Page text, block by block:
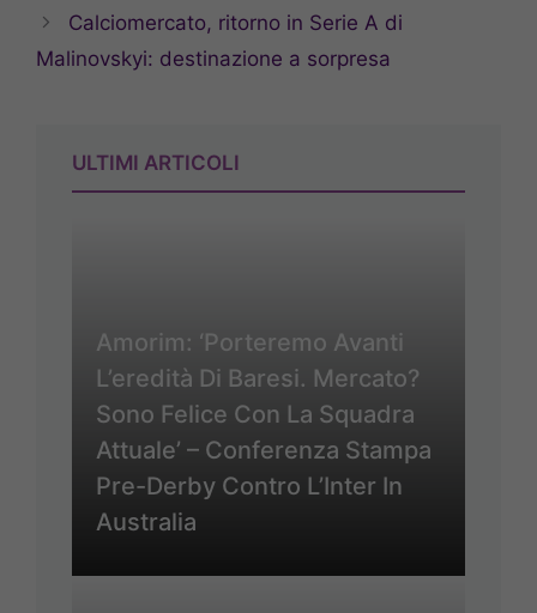
Calciomercato, ritorno in Serie A di
Malinovskyi: destinazione a sorpresa
ULTIMI ARTICOLI
Amorim: ‘Porteremo Avanti
L’eredità Di Baresi. Mercato?
Sono Felice Con La Squadra
Attuale’ – Conferenza Stampa
Pre-Derby Contro L’Inter In
Australia